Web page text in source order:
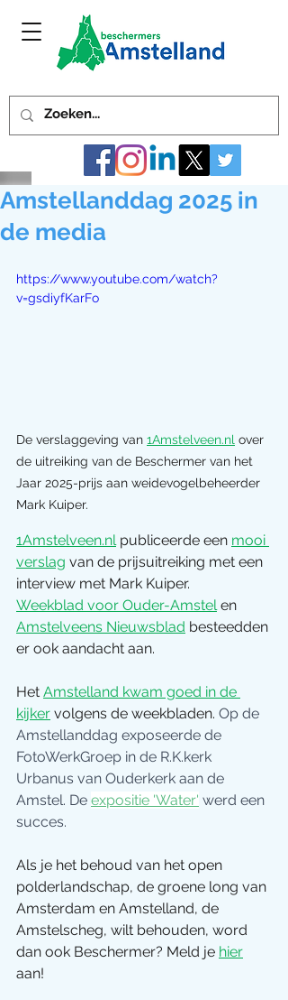
Amstellanddag 2025 in
de media
https://www.youtube.com/watch?
v=gsdiyfKarFo
De verslaggeving van 1Amstelveen.nl over
de uitreiking van de Beschermer van het
Jaar 2025-prijs aan weidevogelbeheerder
Mark Kuiper.
1Amstelveen.nl publiceerde een mooi
verslag van de prijsuitreiking met een
interview met Mark Kuiper.
Weekblad voor Ouder-Amstel en
Amstelveens Nieuwsblad besteedden
er ook aandacht aan.
Het Amstelland kwam goed in de
kijker volgens de weekbladen. Op de
Amstellanddag exposeerde de
FotoWerkGroep in de R.K.kerk
Urbanus van Ouderkerk aan de
Amstel. De expositie 'Water' werd een
succes.
Als je het behoud van het open
polderlandschap, de groene long van
Amsterdam en Amstelland, de
Amstelscheg, wilt behouden, word
dan ook Beschermer? Meld je hier
aan!